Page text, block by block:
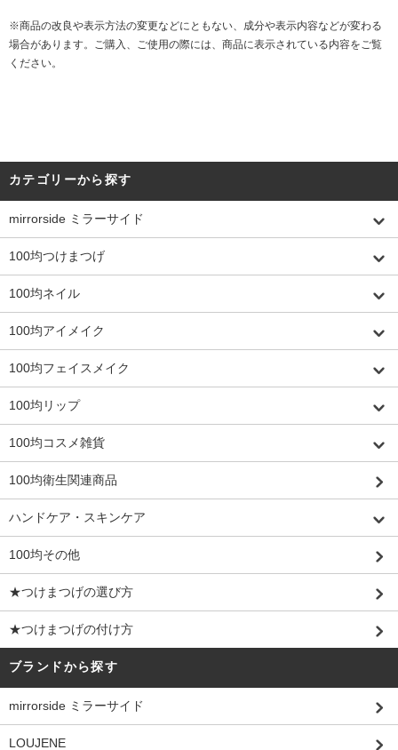
※商品の改良や表示方法の変更などにともない、成分や表示内容などが変わる
場合があります。ご購入、ご使用の際には、商品に表示されている内容をご覧
ください。
カテゴリーから探す
mirrorside ミラーサイド
100均つけまつげ
100均ネイル
100均アイメイク
100均フェイスメイク
100均リップ
100均コスメ雑貨
100均衛生関連商品
ハンドケア・スキンケア
100均その他
★つけまつげの選び方
★つけまつげの付け方
ブランドから探す
mirrorside ミラーサイド
LOUJENE